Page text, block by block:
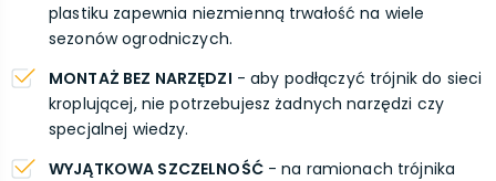
plastiku zapewnia niezmienną trwałość na wiele
sezonów ogrodniczych.
MONTAŻ BEZ NARZĘDZI - aby podłączyć trójnik do sieci
kroplującej, nie potrzebujesz żadnych narzędzi czy
specjalnej wiedzy.
WYJĄTKOWA SZCZELNOŚĆ- na ramionach trójnika